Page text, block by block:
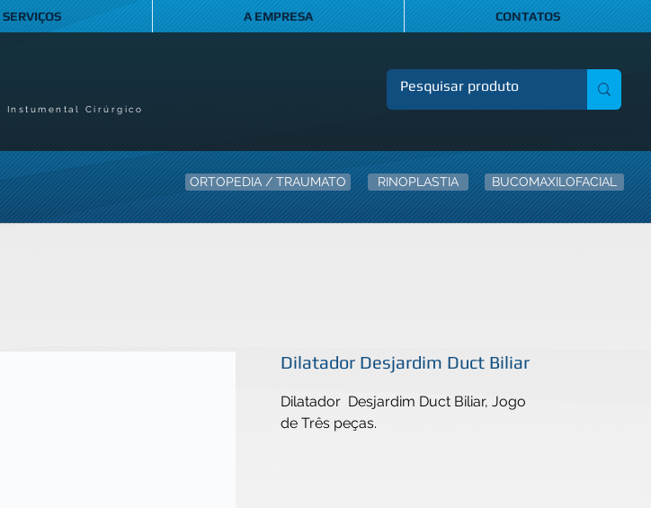
SERVIÇOS A EMPRESA CONTATOS
Instumental Cirúrgico
ORTOPEDIA / TRAUMATO RINOPLASTIA BUCOMAXILOFACIAL
Dilatador Desjardim Duct Biliar
Dilatador  Desjardim Duct Biliar, Jogo
de Três peças.